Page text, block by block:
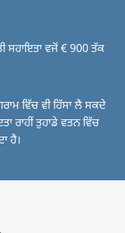
ਸਹਾਇਤਾ ਵਜੋਂ € 900 ਤੱਕ
ਵਿੱਚ ਵੀ ਹਿੱਸਾ ਲੈ ਸਕਦੇ
ਰਾਹੀਂ ਤੁਹਾਡੇ ਵਤਨ ਵਿੱਚ
ਹੈ।